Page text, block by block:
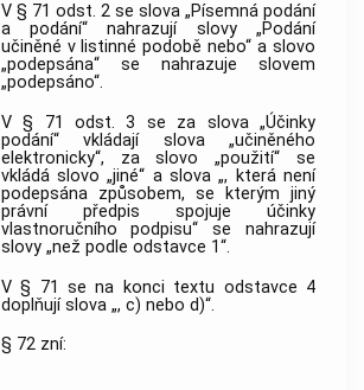
V § 71 odst. 2 se slova „Písemná podání
a podání“ nahrazují slovy „Podání
učiněné v listinné podobě nebo“ a slovo
„podepsána“ se nahrazuje slovem
„podepsáno“.
V § 71 odst. 3 se za slova „Účinky
podání“ vkládají slova „učiněného
elektronicky“, za slovo „použití“ se
vkládá slovo „jiné“ a slova „, která není
podepsána způsobem, se kterým jiný
právní předpis spojuje účinky
vlastnoručního podpisu“ se nahrazují
slovy „než podle odstavce 1“.
V § 71 se na konci textu odstavce 4
doplňují slova „, c) nebo d)“.
§ 72 zní: